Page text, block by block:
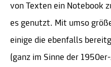
von Texten ein Notebook
es genutzt. Mit umso
einige die ebenfalls
(ganz im Sinne der